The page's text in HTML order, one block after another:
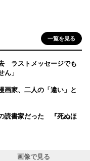
一覧を見る
ラストメッセージでも
」
家、二人の「違い」と
読書家だった 『死ぬほ
画像で見る